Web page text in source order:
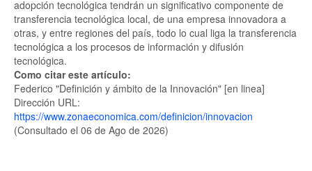
adopción tecnológica tendrán un significativo componente de
transferencia tecnológica local, de una empresa innovadora a
otras, y entre regiones del país, todo lo cual liga la transferencia
tecnológica a los procesos de información y difusión
tecnológica.
Como citar este artículo:
Federico "Definición y ámbito de la Innovación" [en linea]
Dirección URL:
https://www.zonaeconomica.com/definicion/innovacion
(Consultado el 06 de Ago de 2026)